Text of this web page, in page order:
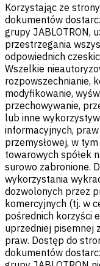
Korzystając ze
dokumentów
grupy JABLOTRON,
przestrzegania
odpowiednich
Wszelkie
rozpowszechnianie,
modyfikowanie,
przechowywanie,
lub inne
informacyjnych,
przemysłowej, w
towarowych spółek
surowo zabronione.
wykorzystania
dozwolonych przez
komercyjnych (tj. w
pośrednich korzyści
uprzedniej pisemnej
praw. Dostęp do
dokumentów